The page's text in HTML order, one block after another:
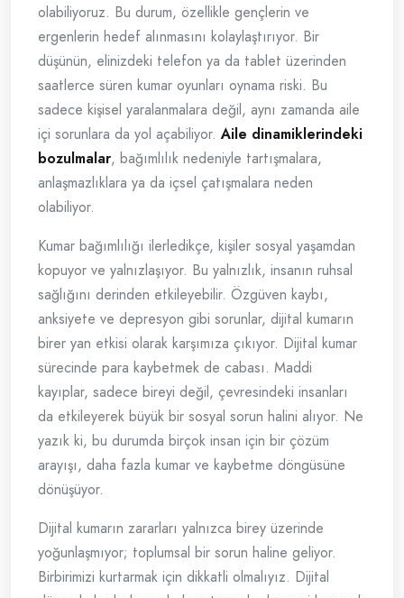
olabiliyoruz. Bu durum, özellikle gençlerin ve
ergenlerin hedef alınmasını kolaylaştırıyor. Bir
düşünün, elinizdeki telefon ya da tablet üzerinden
saatlerce süren kumar oyunları oynama riski. Bu
sadece kişisel yaralanmalara değil, aynı zamanda aile
içi sorunlara da yol açabiliyor.Aile dinamiklerindeki
bozulmalar, bağımlılık nedeniyle tartışmalara,
anlaşmazlıklara ya da içsel çatışmalara neden
olabiliyor.
Kumar bağımlılığı ilerledikçe, kişiler sosyal yaşamdan
kopuyor ve yalnızlaşıyor. Bu yalnızlık, insanın ruhsal
sağlığını derinden etkileyebilir. Özgüven kaybı,
anksiyete ve depresyon gibi sorunlar, dijital kumarın
birer yan etkisi olarak karşımıza çıkıyor. Dijital kumar
sürecinde para kaybetmek de cabası. Maddi
kayıplar, sadece bireyi değil, çevresindeki insanları
da etkileyerek büyük bir sosyal sorun halini alıyor. Ne
yazık ki, bu durumda birçok insan için bir çözüm
arayışı, daha fazla kumar ve kaybetme döngüsüne
dönüşüyor.
Dijital kumarın zararları yalnızca birey üzerinde
yoğunlaşmıyor; toplumsal bir sorun haline geliyor.
Birbirimizi kurtarmak için dikkatli olmalıyız. Dijital